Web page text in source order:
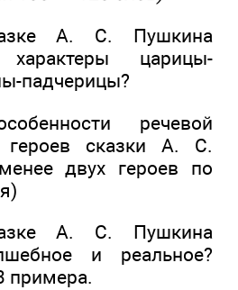
А. С. Пушкина
характеры царицы-
падчерицы?
речевой
героев сказки А. С.
двух героев по
А. С. Пушкина
и реальное?
примера.